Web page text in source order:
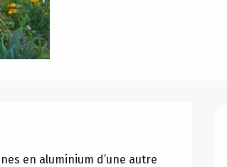
en aluminium d’une autre